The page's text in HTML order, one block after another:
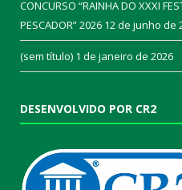
CONCURSO “RAINHA DO XXXI
PESCADOR” 2026 12 de junho de
(sem título) 1 de janeiro de 2026
DESENVOLVIDO POR CR2